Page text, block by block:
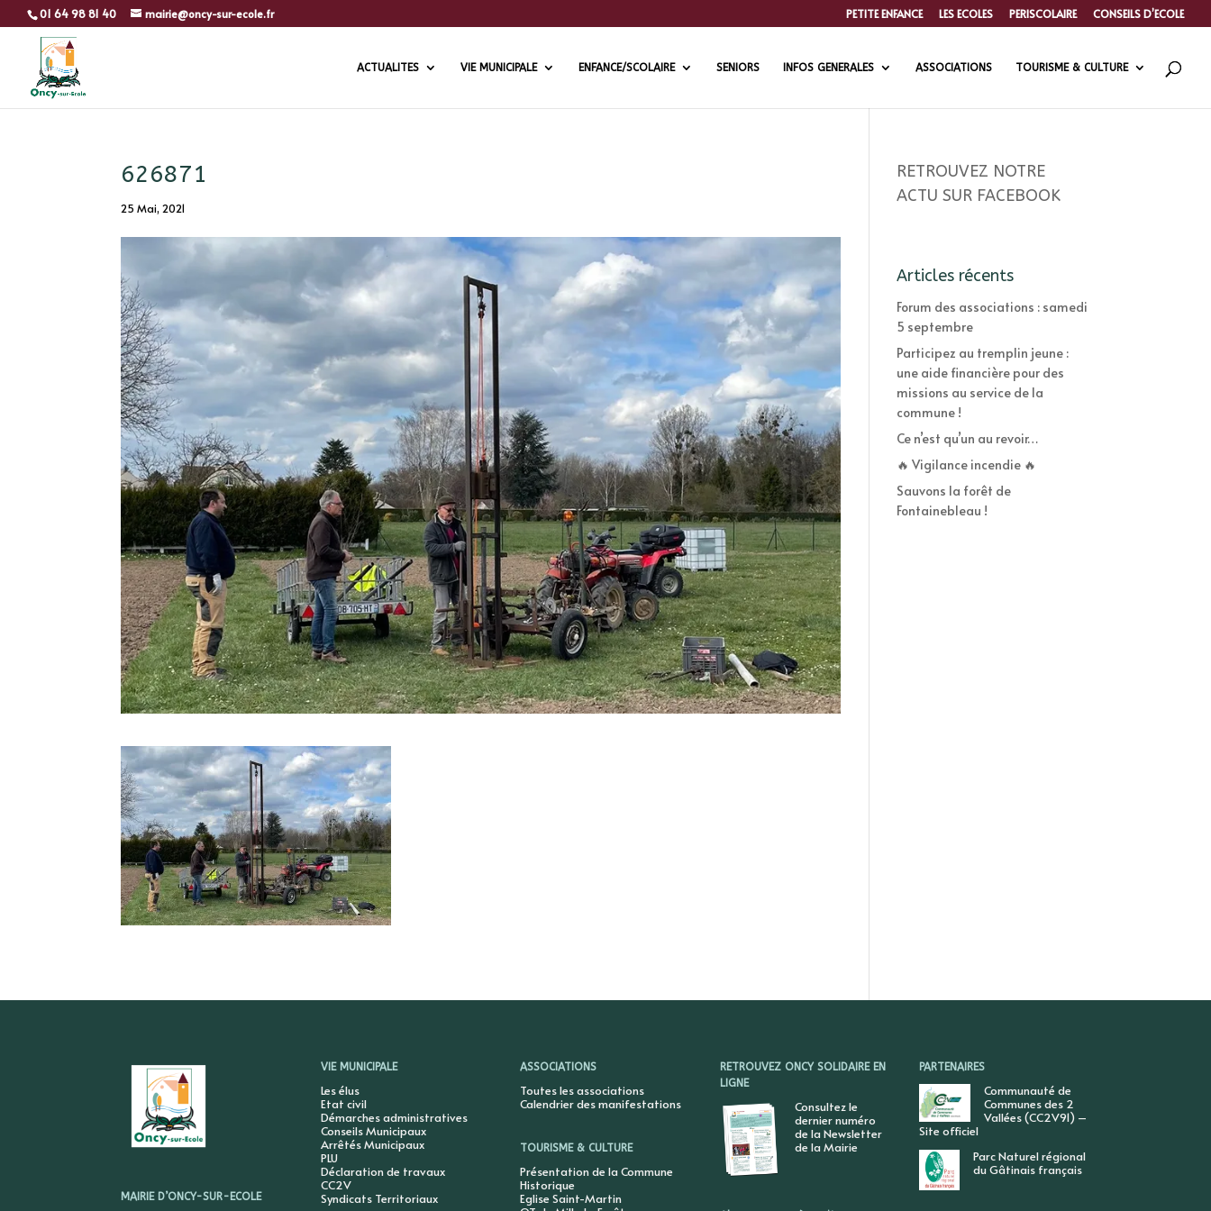
01 64 98 81 40 mairie@oncy-sur-ecole.fr PETITE ENFANCE LES ECOLES PERISCOLAIRE CONSEILS D’ECOLE
ACTUALITES VIE MUNICIPALE ENFANCE/SCOLAIRE SENIORS INFOS GENERALES ASSOCIATIONS TOURISME & CULTURE
626871
25 Mai, 2021
RETROUVEZ NOTRE
ACTU SUR FACEBOOK
Articles récents
Forum des associations : samedi
5 septembre
Participez au tremplin jeune :
une aide financière pour des
missions au service de la
commune !
Ce n’est qu’un au revoir…
🔥 Vigilance incendie 🔥
Sauvons la forêt de
Fontainebleau !
MAIRIE D’ONCY-SUR-ECOLE
VIE MUNICIPALE
Les élus
Etat civil
Démarches administratives
Conseils Municipaux
Arrêtés Municipaux
PLU
Déclaration de travaux
CC2V
Syndicats Territoriaux
ASSOCIATIONS
Toutes les associations
Calendrier des manifestations
TOURISME & CULTURE
Présentation de la Commune
Historique
Eglise Saint-Martin
RETROUVEZ ONCY SOLIDAIRE EN
LIGNE
Consultez le
dernier numéro
de la Newsletter
de la Mairie
PARTENAIRES
Communauté de
Communes des 2
Vallées (CC2V91) –
Site officiel
Parc Naturel régional
du Gâtinais français